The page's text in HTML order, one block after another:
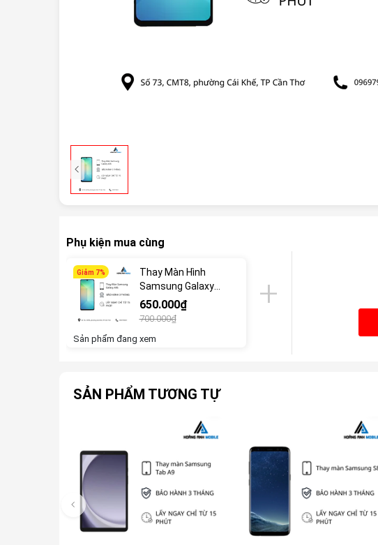
Phụ kiện mua cùng
Giảm 7%
Thay Màn Hình
Samsung Galaxy
A06
650.000₫
700.000₫
Sản phẩm đang xem
SẢN PHẨM TƯƠNG TỰ